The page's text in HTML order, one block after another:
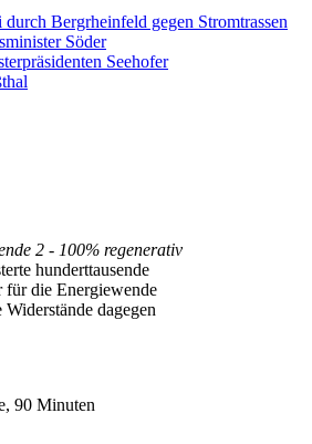
Bergrheinfeld gegen Stromtrassen
Söder
Seehofer
2 - 100% regenerativ
hunderttausende
für die Energiewende
dagegen
90 Minuten